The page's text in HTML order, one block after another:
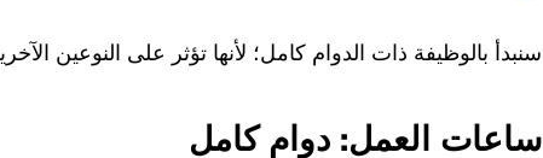
سنبدأ بالوظيفة ذات الدوام كامل؛ لأنها تؤثر على النوعين
ساعات العمل: دوام كامل